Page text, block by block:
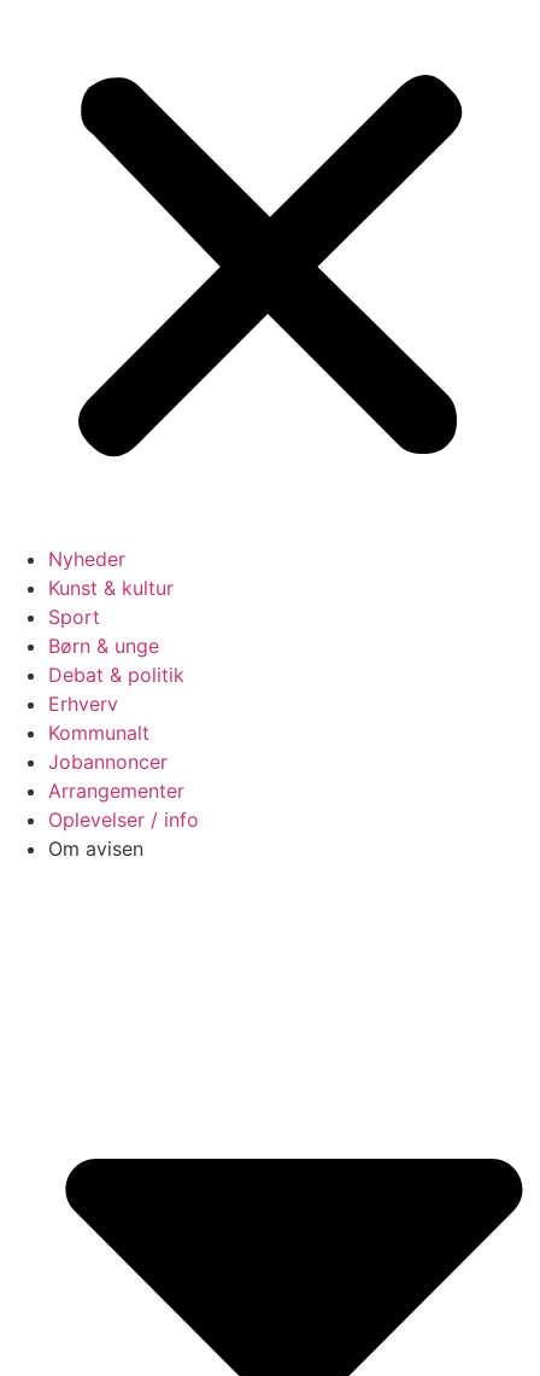
Nyheder
Kunst & kultur
Sport
Børn & unge
Debat & politik
Erhverv
Kommunalt
Jobannoncer
Arrangementer
Oplevelser / info
Om avisen